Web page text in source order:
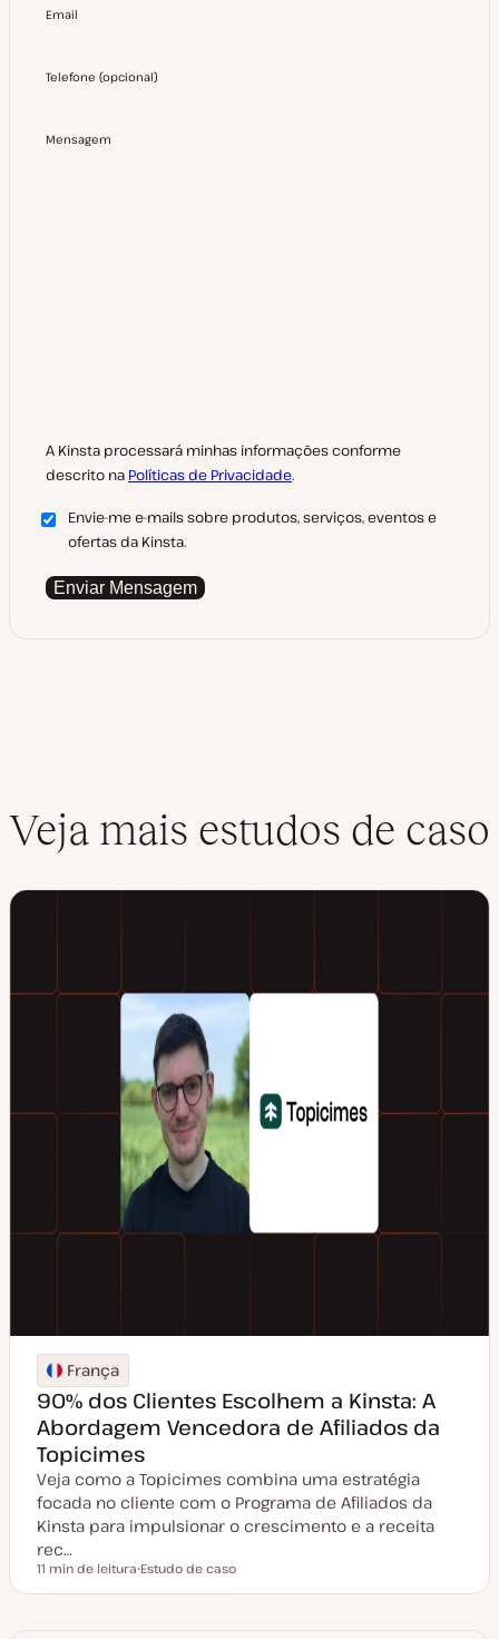
Email
Telefone (opcional)
Mensagem
A Kinsta processará minhas informações conforme
descrito na Políticas de Privacidade.
Envie-me e-mails sobre produtos, serviços, eventos e
ofertas da Kinsta.
Enviar Mensagem
Veja mais estudos de caso
França
90% dos Clientes Escolhem a Kinsta: A
Abordagem Vencedora de Afiliados da
Topicimes
Veja como a Topicimes combina uma estratégia
focada no cliente com o Programa de Afiliados da
Kinsta para impulsionar o crescimento e a receita
rec…
Tempo de leitura
11 min de leitura
i
o
Estudo de caso